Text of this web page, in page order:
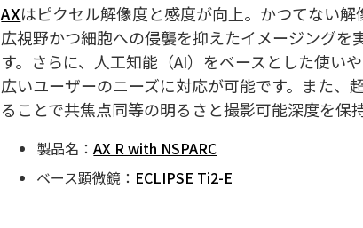
AXはピクセル解像度と感度が向上。かつてない
広視野かつ細胞への侵襲を抑えたイメージング
す。さらに、人工知能（AI）をベースとした使い
広いユーザーのニーズに対応が可能です。また、
ることで共焦点同等の明るさと撮影可能深度を保
製品名：AX R with NSPARC
ベース顕微鏡： ECLIPSE Ti2-E